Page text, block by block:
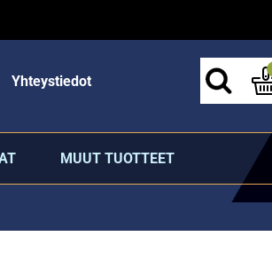
Yhteystiedot
MUUT TUOTTEET